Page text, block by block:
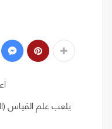
يلعب علم القياس